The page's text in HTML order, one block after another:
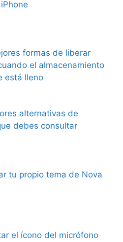
formas de liberar
el almacenamiento
está lleno
alternativas de
debes consultar
tu propio tema de Nova
el ícono del micrófono